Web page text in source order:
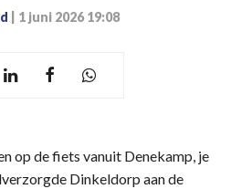
1 juni 2026 19:08
op de fiets vanuit Denekamp, je
Dinkeldorp aan de